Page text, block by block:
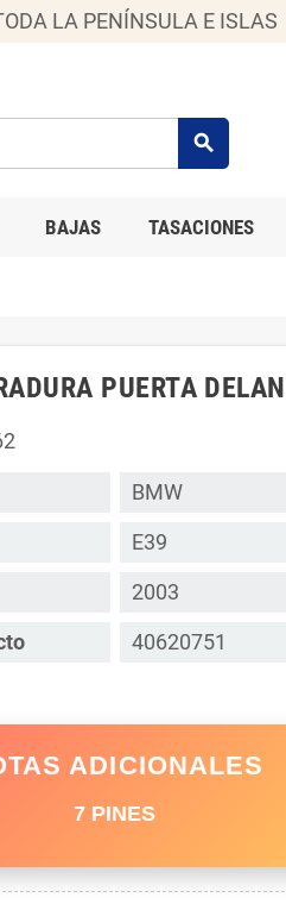
LA PENÍNSULA E ISLAS
search
BAJAS TASACIONES
PUERTA
BMW
E39
2003
40620751
ADICIONALES
7 PINES